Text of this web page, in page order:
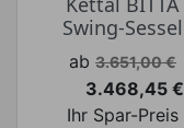
Swing-Sessel
Verkaufspreis
ab 3.651,00 €
Preis
3.468,45 €
Ihr Spar-Preis